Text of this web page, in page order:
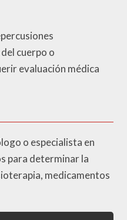
cuerpo o
evaluación médica
o especialista en
para determinar la
medicamentos